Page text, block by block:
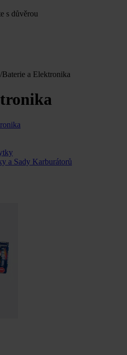
s důvěrou
/Baterie a Elektronika
a Sady Karburátorů